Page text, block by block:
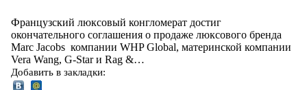
Французский люксовый конгломерат достиг
окончательного соглашения о продаже люксового бренда
Marc Jacobs компании WHP Global, материнской компании
Vera Wang, G-Star и Rag &…
Добавить в закладки: